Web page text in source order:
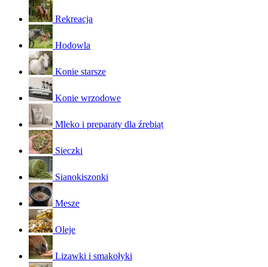
Rekreacja
Hodowla
Konie starsze
Konie wrzodowe
Mleko i preparaty dla źrebiąt
Sieczki
Sianokiszonki
Mesze
Oleje
Lizawki i smakołyki